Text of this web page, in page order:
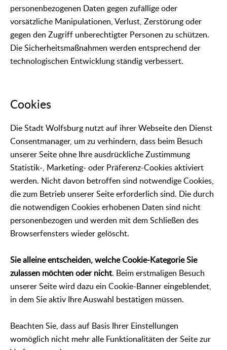
personenbezogenen Daten gegen zufällige oder
vorsätzliche Manipulationen, Verlust, Zerstörung oder
gegen den Zugriff unberechtigter Personen zu schützen.
Die Sicherheitsmaßnahmen werden entsprechend der
technologischen Entwicklung ständig verbessert.
Cookies
Die Stadt Wolfsburg nutzt auf ihrer Webseite den Dienst
Consentmanager, um zu verhindern, dass beim Besuch
unserer Seite ohne Ihre ausdrückliche Zustimmung
Statistik-, Marketing- oder Präferenz-Cookies aktiviert
werden. Nicht davon betroffen sind notwendige Cookies,
die zum Betrieb unserer Seite erforderlich sind. Die durch
die notwendigen Cookies erhobenen Daten sind nicht
personenbezogen und werden mit dem Schließen des
Browserfensters wieder gelöscht.
Sie alleine entscheiden, welche Cookie-Kategorie Sie
zulassen möchten oder nicht. Beim erstmaligen Besuch
unserer Seite wird dazu ein Cookie-Banner eingeblendet,
in dem Sie aktiv Ihre Auswahl bestätigen müssen.
Beachten Sie, dass auf Basis Ihrer Einstellungen
womöglich nicht mehr alle Funktionalitäten der Seite zur